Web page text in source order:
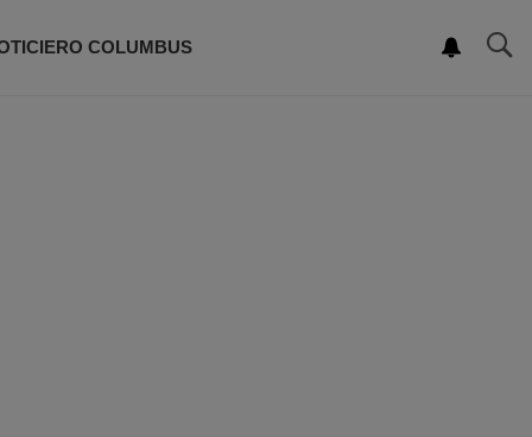
COLUMBUS